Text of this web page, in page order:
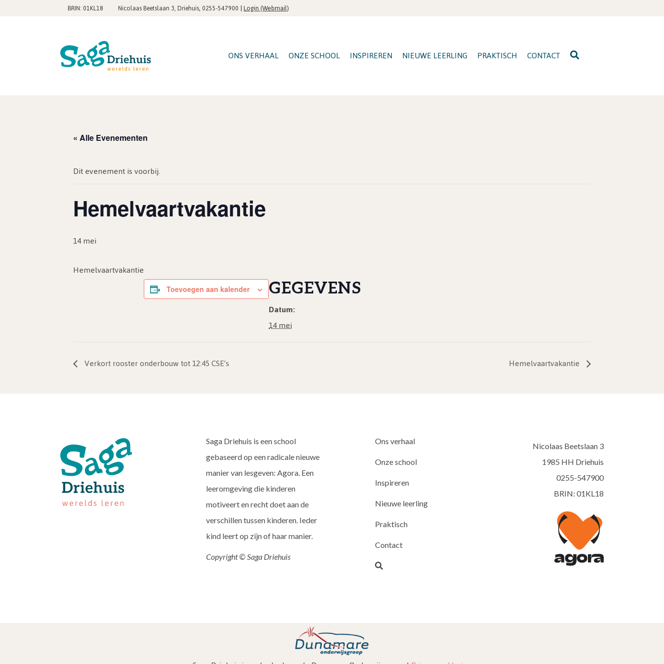
BRIN: 01KL18 Nicolaas Beetslaan 3, Driehuis, 0255-547900 |Login (Webmail)
ONS VERHAAL ONZE SCHOOL INSPIREREN NIEUWE LEERLING PRAKTISCH CONTACT
« Alle Evenementen
Dit evenement is voorbij.
Hemelvaartvakantie
14 mei
Hemelvaartvakantie
Toevoegen aan kalender GEGEVENS
Datum:
14 mei
Verkort rooster onderbouw tot 12:45 CSE’s Hemelvaartvakantie
Saga Driehuis is een school
gebaseerd op een radicale nieuwe
manier van lesgeven: Agora. Een
leeromgeving die kinderen
motiveert en recht doet aan de
verschillen tussen kinderen. Ieder
kind leert op zijn of haar manier.
Copyright © Saga Driehuis
Ons verhaal
Onze school
Inspireren
Nieuwe leerling
Praktisch
Contact
Nicolaas Beetslaan 3
1985 HH Driehuis
0255-547900
BRIN: 01KL18